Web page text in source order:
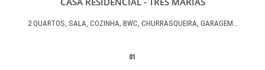
2 QUARTOS, SALA, COZINHA, BWC, CHURRASQUEIRA, GARAGEM…
01